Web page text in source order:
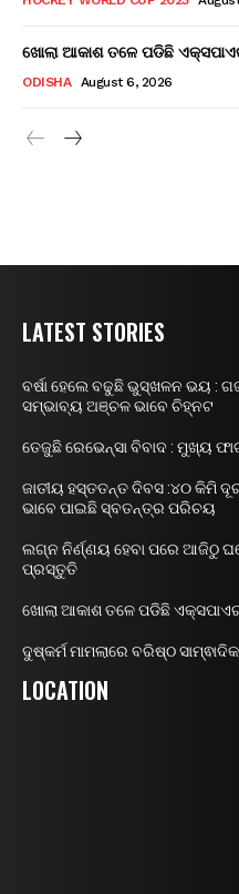
ଖୋଲା ଆକାଶ ତଳେ ପଡିଛି
ODISHA August 6, 2026
LATEST STORIES
ବର୍ଷା ହେଲେ ବଢୁଛି ଭୁସ୍ଖଳନ ଭୟ :
ସମ୍ଭାବ୍ୟ ଅଞ୍ଚଳ ଭାବେ ଚିହ୍ନଟ
ତେଜୁଛି ରେଭେନ୍ସା ବିବାଦ : ମୁଖ୍ୟ
ଜାତୀୟ ହସ୍ତତନ୍ତ ଦିବସ :୪୦ କିମି
ଭାବେ ପାଇଛି ସ୍ବତନ୍ତ୍ର ପରିଚୟ
ଲଗ୍ନ ନିର୍ଣ୍ଣୟ ହେବା ପରେ ଆଜିଠୁ
ପ୍ରସ୍ତୁତି
ଖୋଲା ଆକାଶ ତଳେ ପଡିଛି
ଦୁଷ୍କର୍ମ ମାମଲାରେ ବରିଷ୍ଠ
LOCATION